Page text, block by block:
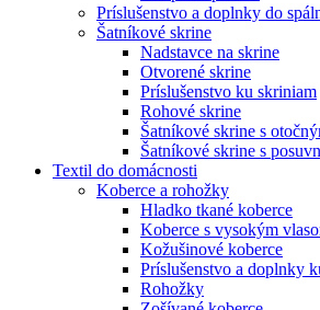
Príslušenstvo a doplnky do
Šatníkové skrine
Nadstavce na skrine
Otvorené skrine
Príslušenstvo ku skriniam
Rohové skrine
Šatníkové skrine s
Šatníkové skrine s
Textil do domácnosti
Koberce a rohožky
Hladko tkané koberce
Koberce s vysokým
Kožušinové koberce
Príslušenstvo a doplnky
Rohožky